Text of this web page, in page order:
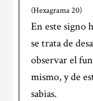
(Hexagrama 20)
En este signo
se trata de
observar el
mismo, y de
sabias.